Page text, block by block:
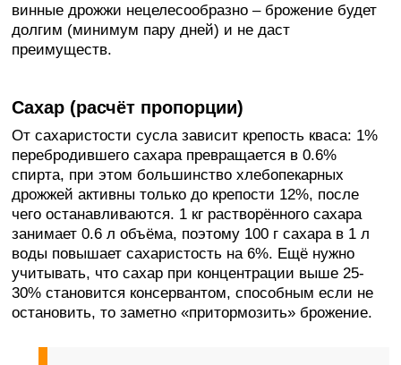
винные дрожжи нецелесообразно – брожение будет
долгим (минимум пару дней) и не даст
преимуществ.
Сахар (расчёт пропорции)
От сахаристости сусла зависит крепость кваса: 1%
перебродившего сахара превращается в 0.6%
спирта, при этом большинство хлебопекарных
дрожжей активны только до крепости 12%, после
чего останавливаются. 1 кг растворённого сахара
занимает 0.6 л объёма, поэтому 100 г сахара в 1 л
воды повышает сахаристость на 6%. Ещё нужно
учитывать, что сахар при концентрации выше 25-
30% становится консервантом, способным если не
остановить, то заметно «притормозить» брожение.